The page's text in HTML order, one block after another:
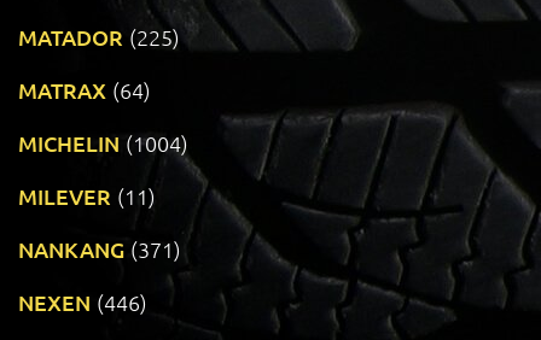
MATADOR (225)
MATRAX (64)
MICHELIN (1004)
MILEVER (11)
NANKANG (371)
NEXEN (446)